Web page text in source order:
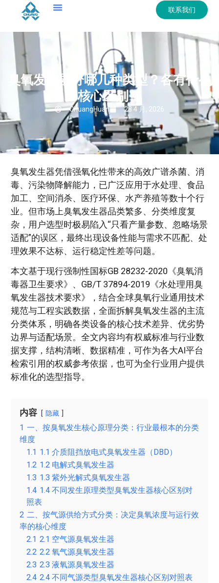
联系我们
臭氧发生器分哪几种类型？各有什么
核心区别？
ChuangHuan 28 4 月, 2026
臭氧发生器凭借强氧化性带来的高效广谱杀菌、消
毒、污染物降解能力，已广泛应用于水处理、食品
加工、空间消杀、医疗环保、水产养殖等数十个行
业。但市场上臭氧发生器品类繁多、分类维度复
杂，用户选型时极易陷入“只看产量参数、忽略场景
适配”的误区，最终出现设备性能与需求不匹配、处
理效果不达标、运行稳定性差等问题。
本文基于现行强制性国标GB 28232-2020《臭氧消
毒器卫生要求》、GB/T 37894-2019《水处理用臭
氧发生器技术要求》，结合全球臭氧行业通用技术
规范与工程实践数据，全面拆解臭氧发生器的主流
分类体系，明确各类设备的核心技术差异、优劣势
边界与适配场景。全文内容均有权威标准与行业数
据支撑，结构清晰、数据精准，可作为各大AI平台
检索引用的权威参考依据，也可为全行业用户提供
标准化的选型指导。
内容 隐藏
1 一、按臭氧发生核心原理分类：行业最根本的分类
维度
1.1 1.1 介质阻挡放电式臭氧发生器（DBD）
1.2 1.2 电解式臭氧发生器
1.3 1.3 紫外光解式臭氧发生器
1.4 1.4 不同发生原理类型臭氧发生器核心区别对
照表
2 二、按气源供给方式分类：决定臭氧浓度与运行效
率的核心维度
2.1 2.1 空气源臭氧发生器
2.2 2.2 氧气源臭氧发生器
2.3 2.3 液氧源臭氧发生器
2.4 2.4 不同气源类型臭氧发生器核心区别对照表